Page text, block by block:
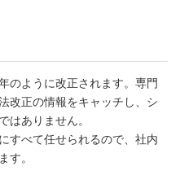
のように改正されます。専門
改正の情報をキャッチし、シ
はありません。
すべて任せられるので、社内
す。